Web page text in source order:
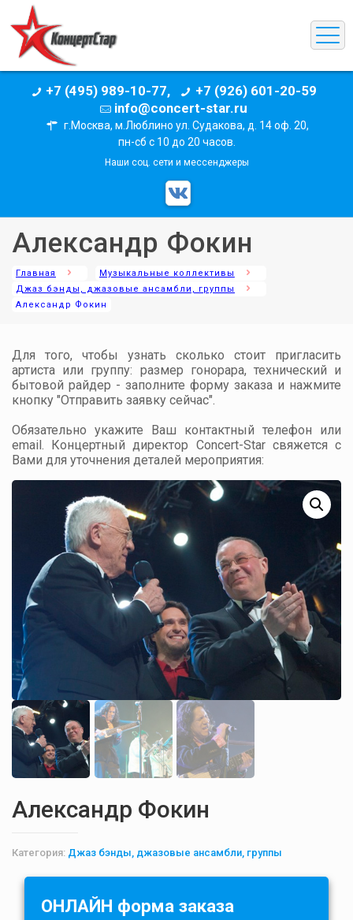
+7 (495) 989-10-77,
+7 (926) 601-20-59
info@concert-star.ru
г.Москва, м.Люблино ул. Судакова, д. 14 оф. 20,
пн-сб с 10 до 20 часов.
Наши соц. сети и мессенджеры
Александр Фокин
Главная
Музыкальные коллективы
Джаз бэнды, джазовые ансамбли, группы
Александр Фокин
Для того, чтобы узнать сколько стоит пригласить
артиста или группу: размер гонорара, технический и
бытовой райдер - заполните форму заказа и нажмите
кнопку "Отправить заявку сейчас".
Обязательно укажите Ваш контактный телефон или
email. Концертный директор Concert-Star свяжется с
Вами для уточнения деталей мероприятия:
Александр Фокин
Категория: Джаз бэнды, джазовые ансамбли, группы
ОНЛАЙН форма заказа